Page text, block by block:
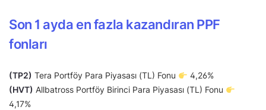
Son 1 ayda en fazla kazandıran PPF
fonları
(TP2) Tera Portföy Para Piyasası (TL) Fonu
4,26%
(HVT) Allbatross Portföy Birinci Para Piyasası (TL) Fonu
4,17%